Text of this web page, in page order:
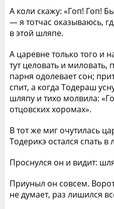
А коли скажу: «Гоп! Гоп!
— я тотчас оказываюсь,
в этой шляпе.
А царевне только того и
тут целовать и миловать,
парня одолевает сон;
спит, а когда Тодераш
шляпу и тихо молвила:
отцовских хоромах».
В тот же миг очутилась
Тодерикэ остался спать в
Проснулся он и видит:
Приуныл он совсем.
не думает, раз лишился